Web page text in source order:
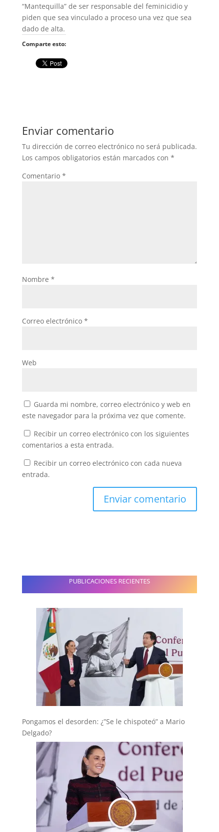
“Mantequilla” de ser responsable del feminicidio y
piden que sea vinculado a proceso una vez que sea
dado de alta.
Comparte esto:
Enviar comentario
Tu dirección de correo electrónico no será publicada.
Los campos obligatorios están marcados con *
Comentario *
Nombre *
Correo electrónico *
Web
Guarda mi nombre, correo electrónico y web en
este navegador para la próxima vez que comente.
Recibir un correo electrónico con los siguientes
comentarios a esta entrada.
Recibir un correo electrónico con cada nueva
entrada.
PUBLICACIONES RECIENTES
Pongamos el desorden: ¿”Se le chispoteó” a Mario
Delgado?